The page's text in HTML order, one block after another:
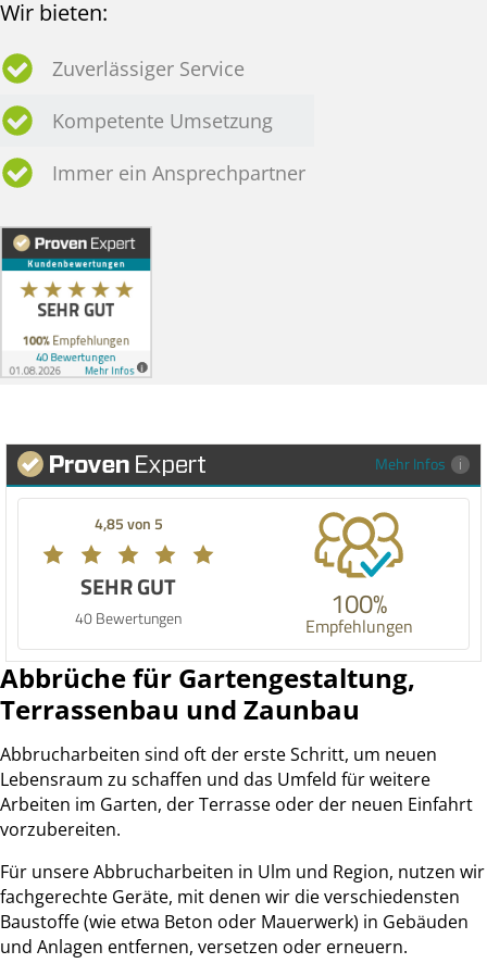
Wir bieten:
Zuverlässiger Service
Kompetente Umsetzung
Immer ein Ansprechpartner
Mehr Infos
4,85 von 5
SEHR GUT
40 Bewertungen 100%
Empfehlungen
Abbrüche für Gartengestaltung,
Terrassenbau und Zaunbau
Abbrucharbeiten sind oft der erste Schritt, um neuen
Lebensraum zu schaffen und das Umfeld für weitere
Arbeiten im Garten, der Terrasse oder der neuen Einfahrt
vorzubereiten.
Für unsere Abbrucharbeiten in Ulm und Region, nutzen wir
fachgerechte Geräte, mit denen wir die verschiedensten
Baustoffe (wie etwa Beton oder Mauerwerk) in Gebäuden
und Anlagen entfernen, versetzen oder erneuern.